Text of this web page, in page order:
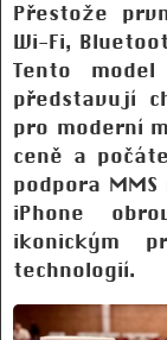
Přestože
Wi-Fi,
Tento
představují
pro moderní
ceně a
podpora
iPhone
ikonickým
technologií.